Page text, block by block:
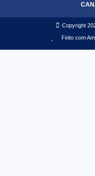
Copyright
Feito com